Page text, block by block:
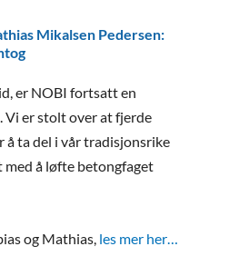
Mikalsen Pedersen:
er NOBI fortsatt en
er stolt over at fjerde
å ta del i vår tradisjonsrike
å løfte betongfaget
og Mathias, les mer her…